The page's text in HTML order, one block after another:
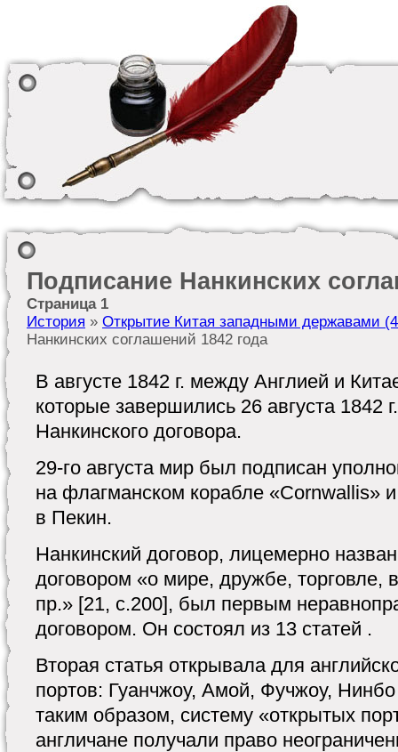
Подписание Нанкинских
Страница 1
История » Открытие Китая западными державами
Нанкинских соглашений 1842 года
В августе 1842 г. между Англией и
которые завершились 26 августа 1842
Нанкинского договора.
29-го августа мир был подписан
на флагманском корабле «Cornwallis»
в Пекин.
Нанкинский договор, лицемерно
договором «о мире, дружбе, торговле,
пр.» [21, с.200], был первым
договором. Он состоял из 13 статей .
Вторая статья открывала для
портов: Гуанчжоу, Амой, Фучжоу,
таким образом, систему «открытых
англичане получали право